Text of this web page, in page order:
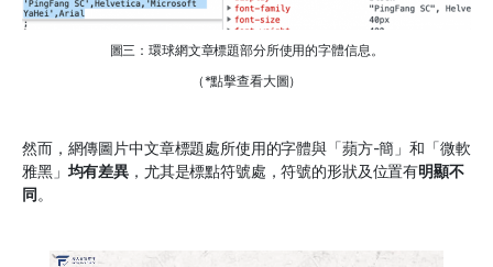
圖三：環球網文章標題部分所使用的字體信息。
（*點擊查看大圖）
然而，網傳圖片中文章標題處所使用的字體與「蘋方-簡」和「微軟
雅黑」 均有差異，尤其是標點符號處，符號的形狀及位置有明顯不
同。